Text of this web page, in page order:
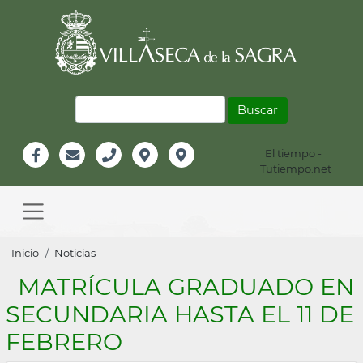
Información
Header
El tiempo -
Tutiempo.net
navigation
Sobrescribir
enlaces
de
ayuda
Inicio Noticias
MATRÍCULA GRADUADO EN
SECUNDARIA HASTA EL 11 DE
FEBRERO